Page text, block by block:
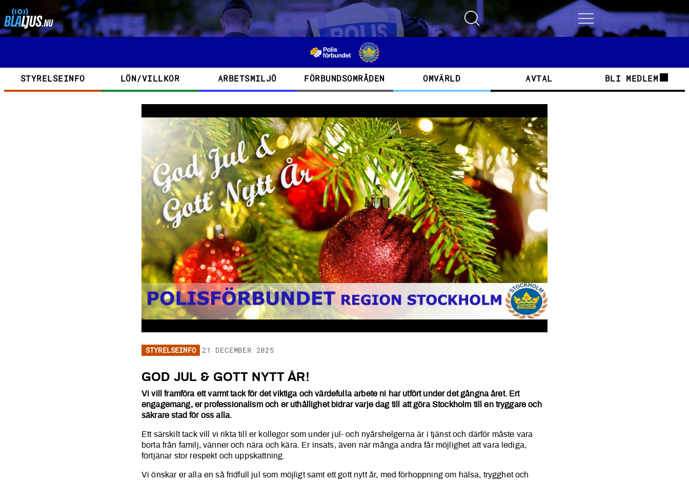
Hoppa till huvudinnehåll
Toggle search Toggle navigation
Kategorier
STYRELSEINFO LÖN/VILLKOR ARBETSMILJÖ FÖRBUNDSOMRÅDEN OMVÄRLD AVTAL BLI MEDLEM
STYRELSEINFO 21 DECEMBER 2025
GOD JUL & GOTT NYTT ÅR!
GOD JUL & GOTT NYTT ÅR!
Vi vill framföra ett varmt tack för det viktiga och värdefulla arbete ni har utfört under det gångna året. Ert
engagemang, er professionalism och er uthållighet bidrar varje dag till att göra Stockholm till en tryggare och
säkrare stad för oss alla.
Ett särskilt tack vill vi rikta till er kollegor som under jul- och nyårshelgerna är i tjänst och därför måste vara
borta från familj, vänner och nära och kära. Er insats, även när många andra får möjlighet att vara lediga,
förtjänar stor respekt och uppskattning.
Vi önskar er alla en så fridfull jul som möjligt samt ett gott nytt år, med förhoppning om hälsa, trygghet och